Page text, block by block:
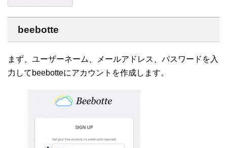
beebotte
まず、ユーザーネーム、メールアドレス、パスワードを入
力してbeebotteにアカウントを作成します。